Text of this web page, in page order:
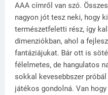
AAA címről van szó.
nagyon jót tesz neki, hogy
természetfeletti rész, így
dimenziókban, ahol a
fantáziájukat. Bár ott is
félelmetes, de hangulatos
sokkal kevesebbszer
játékos gondolná. Van